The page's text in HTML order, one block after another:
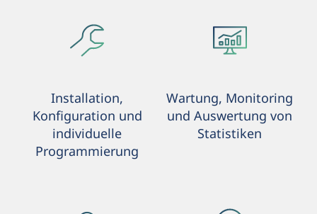
Installation,
Konfiguration und
individuelle
Programmierung
Wartung, Monitoring
und Auswertung von
Statistiken